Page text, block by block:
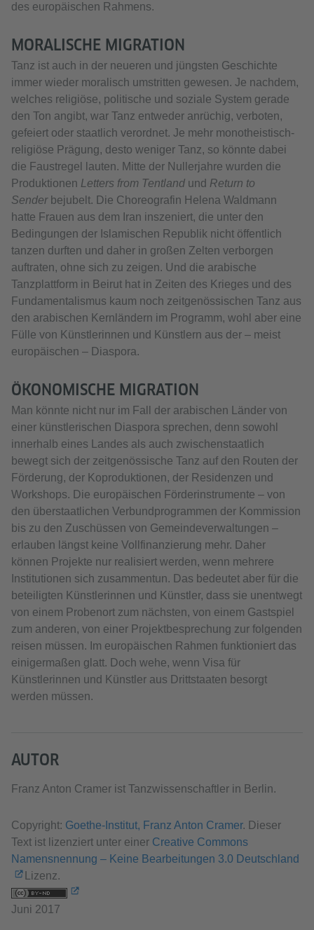
des europäischen Rahmens.
MORALISCHE MIGRATION
Tanz ist auch in der neueren und jüngsten Geschichte
immer wieder moralisch umstritten gewesen. Je nachdem,
welches religiöse, politische und soziale System gerade
den Ton angibt, war Tanz entweder anrüchig, verboten,
gefeiert oder staatlich verordnet. Je mehr monotheistisch-
religiöse Prägung, desto weniger Tanz, so könnte dabei
die Faustregel lauten. Mitte der Nullerjahre wurden die
Produktionen Letters from Tentland und Return to
Senderbejubelt. Die Choreografin Helena Waldmann
hatte Frauen aus dem Iran inszeniert, die unter den
Bedingungen der Islamischen Republik nicht öffentlich
tanzen durften und daher in großen Zelten verborgen
auftraten, ohne sich zu zeigen. Und die arabische
Tanzplattform in Beirut hat in Zeiten des Krieges und des
Fundamentalismus kaum noch zeitgenössischen Tanz aus
den arabischen Kernländern im Programm, wohl aber eine
Fülle von Künstlerinnen und Künstlern aus der – meist
europäischen – Diaspora.
ÖKONOMISCHE MIGRATION
Man könnte nicht nur im Fall der arabischen Länder von
einer künstlerischen Diaspora sprechen, denn sowohl
innerhalb eines Landes als auch zwischenstaatlich
bewegt sich der zeitgenössische Tanz auf den Routen der
Förderung, der Koproduktionen, der Residenzen und
Workshops. Die europäischen Förderinstrumente – von
den überstaatlichen Verbundprogrammen der Kommission
bis zu den Zuschüssen von Gemeindeverwaltungen –
erlauben längst keine Vollfinanzierung mehr. Daher
können Projekte nur realisiert werden, wenn mehrere
Institutionen sich zusammentun. Das bedeutet aber für die
beteiligten Künstlerinnen und Künstler, dass sie unentwegt
von einem Probenort zum nächsten, von einem Gastspiel
zum anderen, von einer Projektbesprechung zur folgenden
reisen müssen. Im europäischen Rahmen funktioniert das
einigermaßen glatt. Doch wehe, wenn Visa für
Künstlerinnen und Künstler aus Drittstaaten besorgt
werden müssen.
AUTOR
Franz Anton Cramer ist Tanzwissenschaftler in Berlin.
Copyright: Goethe-Institut, Franz Anton Cramer. Dieser
Text ist lizenziert unter einer Creative Commons
Namensnennung – Keine Bearbeitungen 3.0 Deutschland
Lizenz.
Juni 2017